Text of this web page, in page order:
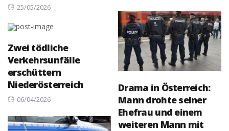
Posted
25/05/2026
Drama in Österreich:
Mann drohte seiner
Ehefrau und einem
weiteren Mann mit
Zwei tödliche
Verkehrsunfälle
erschüttern
Niederösterreich
Posted
06/04/2026